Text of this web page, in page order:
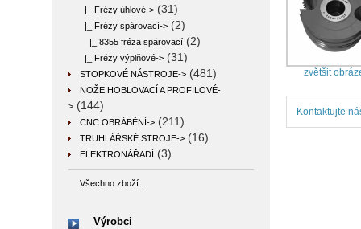
|_ Frézy úhlové-> (31)
|_ Frézy spárovací-> (2)
|_ 8355 fréza spárovací (2)
|_ Frézy výplňové-> (31)
STOPKOVÉ NÁSTROJE-> (481)
NOŽE HOBLOVACÍ A PROFILOVÉ-
> (144)
CNC OBRÁBĚNÍ-> (211)
TRUHLÁŘSKÉ STROJE-> (16)
ELEKTRONÁŘADÍ (3)
Všechno zboží ...
Výrobci
zvětšit
Kontaktujte